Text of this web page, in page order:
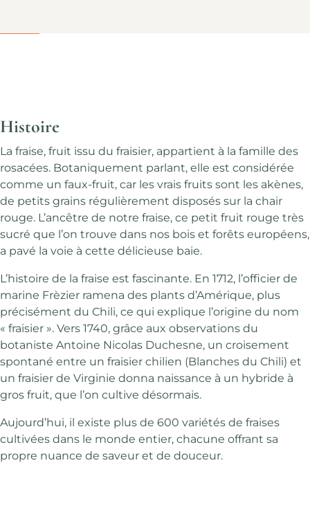
Histoire
La fraise, fruit issu du fraisier, appartient à la famille des
rosacées. Botaniquement parlant, elle est considérée
comme un faux-fruit, car les vrais fruits sont les akènes,
de petits grains régulièrement disposés sur la chair
rouge. L’ancêtre de notre fraise, ce petit fruit rouge très
sucré que l’on trouve dans nos bois et forêts européens,
a pavé la voie à cette délicieuse baie.
L’histoire de la fraise est fascinante. En 1712, l’officier de
marine Frèzier ramena des plants d’Amérique, plus
précisément du Chili, ce qui explique l’origine du nom
« fraisier ». Vers 1740, grâce aux observations du
botaniste Antoine Nicolas Duchesne, un croisement
spontané entre un fraisier chilien (Blanches du Chili) et
un fraisier de Virginie donna naissance à un hybride à
gros fruit, que l’on cultive désormais.
Aujourd’hui, il existe plus de 600 variétés de fraises
cultivées dans le monde entier, chacune offrant sa
propre nuance de saveur et de douceur.